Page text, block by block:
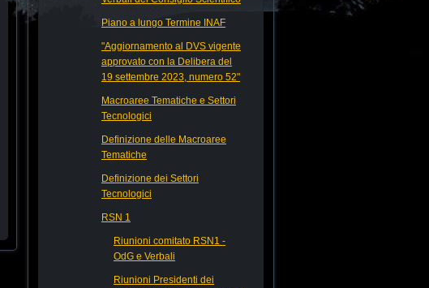
Piano a lungo Termine INAF
"Aggiornamento al DVS vigente
approvato con la Delibera del
19 settembre 2023, numero 52"
Macroaree Tematiche e Settori
Tecnologici
Definizione delle Macroaree
Tematiche
Definizione dei Settori
Tecnologici
RSN 1
Riunioni comitato RSN1 -
OdG e Verbali
Riunioni Presidenti dei